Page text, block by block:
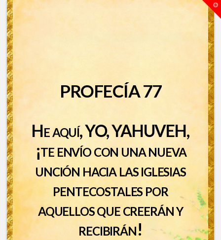
PROFECÍA 77
He aquí, YO, YAHUVEH,
¡te envío con una nueva
unción hacia las iglesias
pentecostales por
aquellos que creerán y
recibirán!